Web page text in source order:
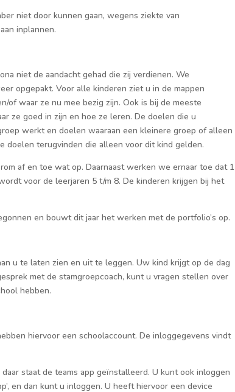
niet door kunnen gaan, wegens ziekte van
inplannen.
niet de aandacht gehad die zij verdienen. We
opgepakt.Voor alle kinderen ziet u in de mappen
of waar ze nu mee bezig zijn.Ook isbij de meeste
ze goed in zijn en hoe ze leren. De doelen die u
werkten doelen waaraan een kleinere groep of alleen
doelen terugvinden die alleen voor dit kind gelden.
af en toe wat op. Daarnaast werken we ernaar toe dat 1
voor de leerjaren 5t/m 8. De kinderen krijgen bij het
en bouwt dit jaar het werken met de portfolio’s op.
u te laten zien en uit te leggen. Uw kind krijgt op de dag
met de stamgroepcoach, kunt u vragen stellen over
hebben.
hiervoor een schoolaccount.De inloggegevens vindt
daar staat de teams app geïnstalleerd. U kunt ook inloggen
, en dan kunt u inloggen.U heeft hiervoor een device